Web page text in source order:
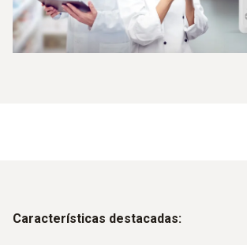
Características destacadas: